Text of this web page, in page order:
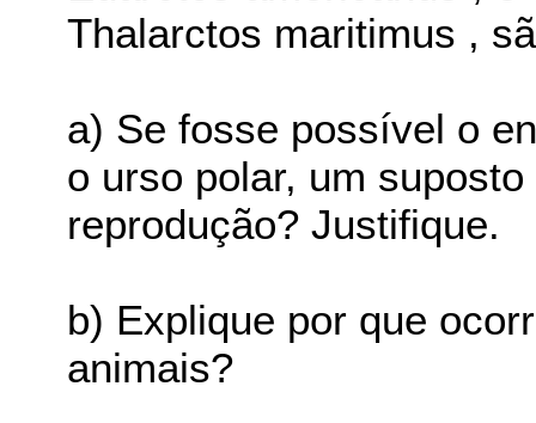
Thalarctos maritimus ,
a) Se fosse possível o
o urso polar, um
reprodução? Justifique.
b) Explique por que
animais?